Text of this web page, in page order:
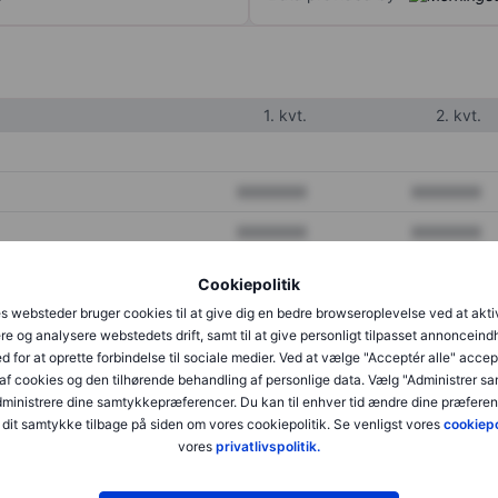
Cookiepolitik
websteder bruger cookies til at give dig en bedre browseroplevelse ved at
og analysere webstedets drift, samt til at give personligt tilpasset
for at oprette forbindelse til sociale medier. Ved at vælge "Acceptér alle"
cookies og den tilhørende behandling af personlige data. Vælg "Administrer
dine samtykkepræferencer. Du kan til enhver tid ændre dine
samtykke tilbage på siden om vores cookiepolitik. Se venligst vores
vores privatlivspolitik.
1. kvt. 2. kvt.
XXXXXXX XXXXXXX
XXXXXXX